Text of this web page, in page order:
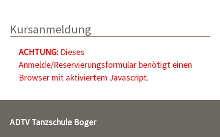
Kursanmeldung
ACHTUNG:Dieses
Anmelde/Reservierungsformular benötigt einen
Browser mit aktiviertem Javascript.
ADTV Tanzschule Boger